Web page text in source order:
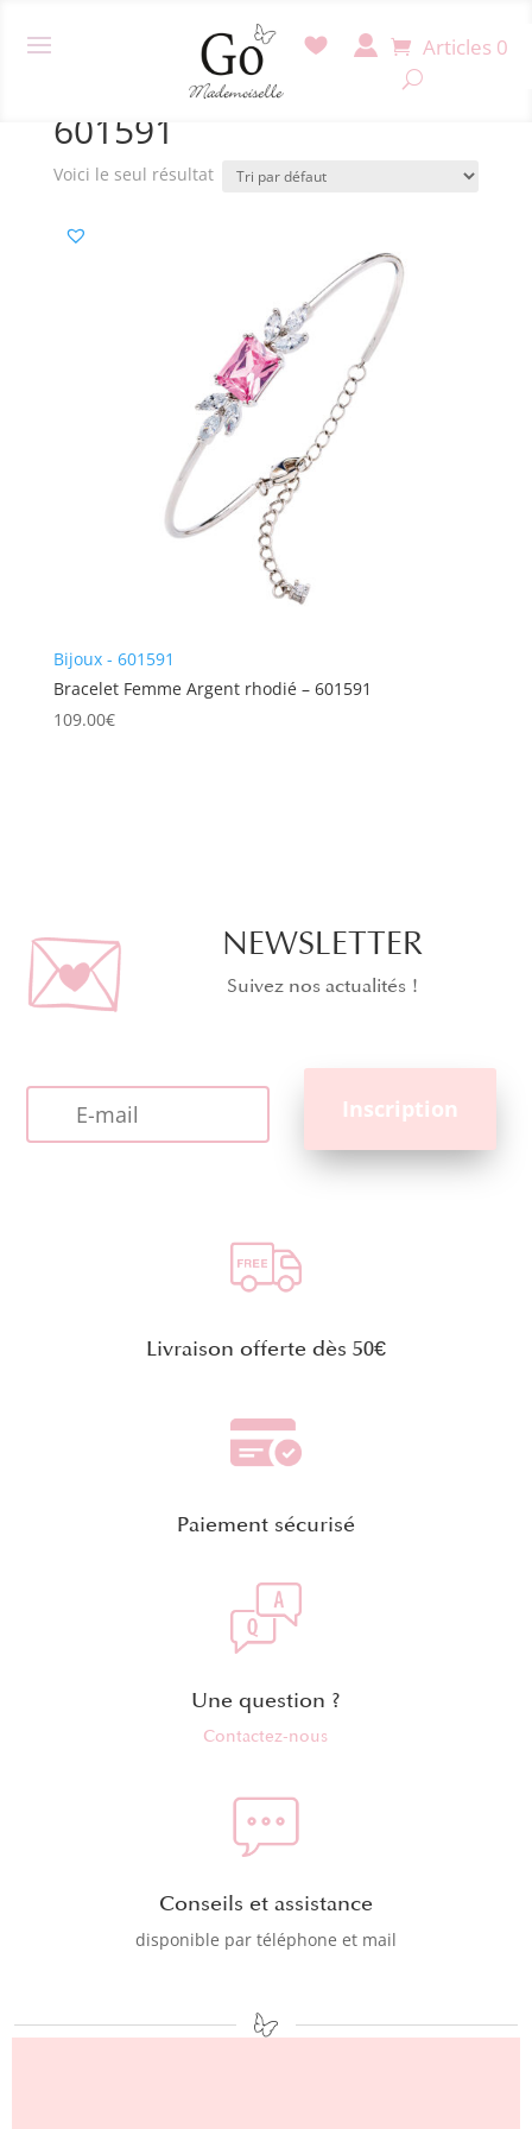
Articles 0
/ Produit Référence / 601591
601591
Voici le seul résultat
Bijoux - 601591
Bracelet Femme Argent rhodié – 601591
109.00€
NEWSLETTER
Suivez nos actualités !
Livraison offerte dès 50€
Paiement sécurisé
Une question ?
Contactez-nous
Conseils et assistance
disponible par téléphone et mail